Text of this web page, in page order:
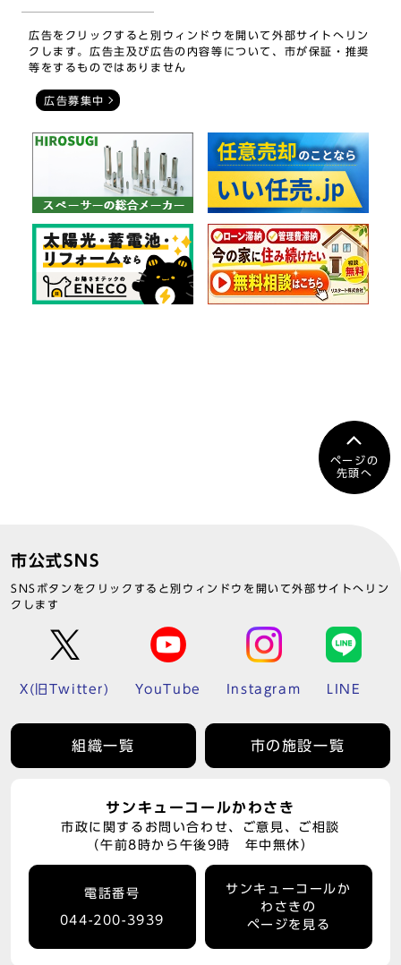
広告をクリックすると別ウィンドウを開いて外部サイトへリン
クします。広告主及び広告の内容等について、市が保証・推奨
等をするものではありません
広告募集中
ページの
先頭へ
市公式SNS
SNSボタンをクリックすると別ウィンドウを開いて外部サイトへリン
クします
X(旧Twitter) YouTube Instagram LINE
組織一覧 市の施設一覧
サンキューコールかわさき
市政に関するお問い合わせ、ご意見、ご相談
（午前8時から午後9時 年中無休）
電話番号
044-200-3939
サンキューコールか
わさきの
ページを見る